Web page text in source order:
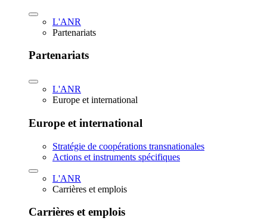
L'ANR
Partenariats
Partenariats
L'ANR
Europe et international
Europe et international
Stratégie de coopérations transnationales
Actions et instruments spécifiques
L'ANR
Carrières et emplois
Carrières et emplois